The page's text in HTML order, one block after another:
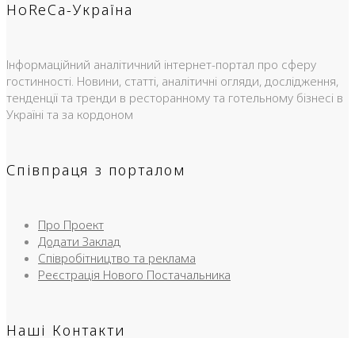
HoReCa-Україна
Інформаційний аналітичний інтернет-портал про сферу
гостинності. Новини, статті, аналітичні огляди, дослідження,
тенденції та тренди в ресторанному та готельному бізнесі в
Україні та за кордоном
Співпраця з порталом
Про Проект
Додати Заклад
Співробітництво та реклама
Реєстрація Нового Постачальника
Наші Контакти